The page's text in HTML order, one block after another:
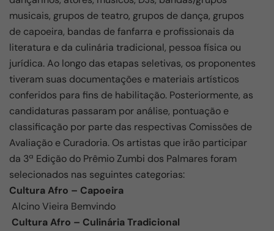
musicais, grupos de teatro, grupos de dança, grupos
de capoeira, bandas de fanfarra e profissionais da
literatura e da culinária tradicional, pessoa física ou
jurídica. Ao longo das etapas seletivas, os proponentes
tiveram suas documentações e materiais artísticos
conferidos para fins de habilitação. Posteriormente, as
candidaturas passaram por análise, pontuação e
classificação por parte das respectivas Comissões de
Avaliação e Curadoria. Os artistas que irão participar
da 3ª Edição do Prêmio Zumbi dos Palmares foram
selecionados nas seguintes categorias:
Cultura Afro – Capoeira
Alcino Vieira Bemvindo
Cultura Afro – Culinária Tradicional